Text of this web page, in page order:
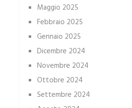
Maggio 2025
Febbraio 2025
Gennaio 2025
Dicembre 2024
Novembre 2024
Ottobre 2024
Settembre 2024